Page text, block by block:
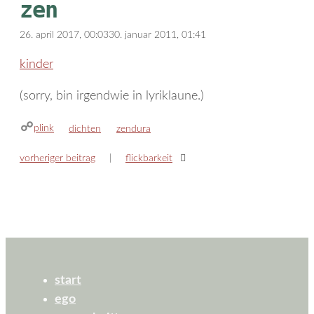
zen
26. april 2017, 00:0330. januar 2011, 01:41
kinder
(sorry, bin irgendwie in lyriklaune.)
plink kategorien
dichten schlagwörter
zendura
vorheriger beitrag flickbarkeit
start
ego